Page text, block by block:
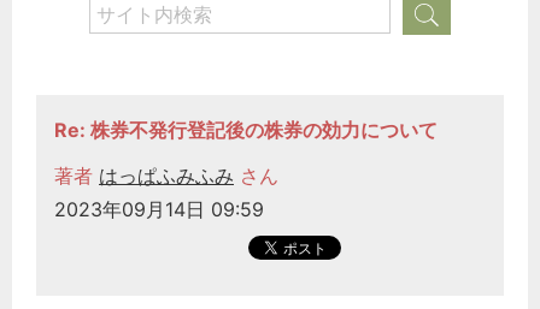
Re: 株券不発行登記後の株券の効力について
著者 はっぱふみふみ さん
2023年09月14日 09:59